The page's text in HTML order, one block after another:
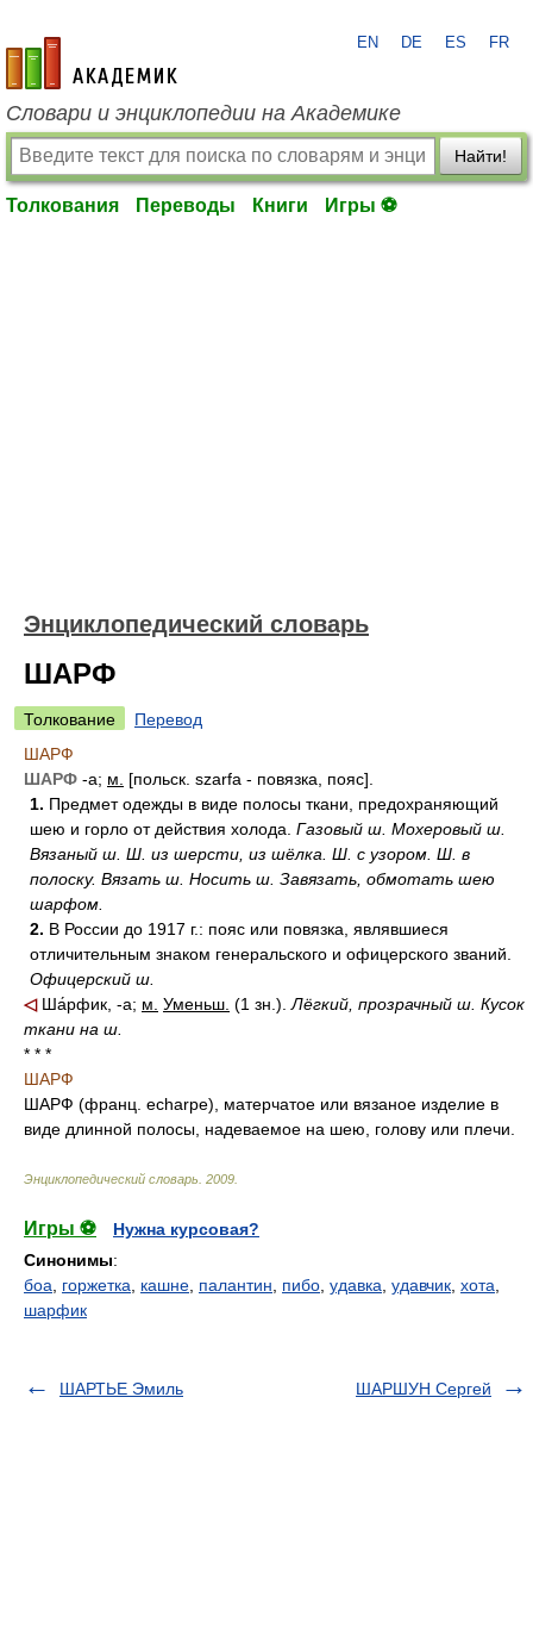
academic.ru
EN DE ES FR
Словари и энциклопедии на Академике
Найти!
Толкования Переводы Книги Игры ⚽
Энциклопедический словарь
ШАРФ
Толкование
Перевод
ШАРФ
ШАРФ -а; м.
[польск. szarfa - повязка, пояс].
1. Предмет одежды в виде полосы ткани, предохраняющий
шею и горло от действия холода. Газовый ш. Мохеровый ш.
Вязаный ш. Ш. из шерсти, из шёлка. Ш. с узором. Ш. в
полоску. Вязать ш. Носить ш. Завязать, обмотать шею
шарфом.
2. В России до 1917 г.: пояс или повязка, являвшиеся
отличительным знаком генеральского и офицерского званий.
Офицерский ш.
◁Ша́рфик, -а; м. Уменьш. (1 зн.). Лёгкий, прозрачный ш. Кусок
ткани на ш.
* * *
ШАРФ
ШАРФ (франц. echarpe), матерчатое или вязаное изделие в
виде длинной полосы, надеваемое на шею, голову или плечи.
Энциклопедический словарь 2009
Игры ⚽
Нужна курсовая?
Синонимы:
боа
горжетка кашне палантин пибо удавка удавчик хота
шарфик
ШАРТЬЕ Эмиль ШАРШУН Cергей